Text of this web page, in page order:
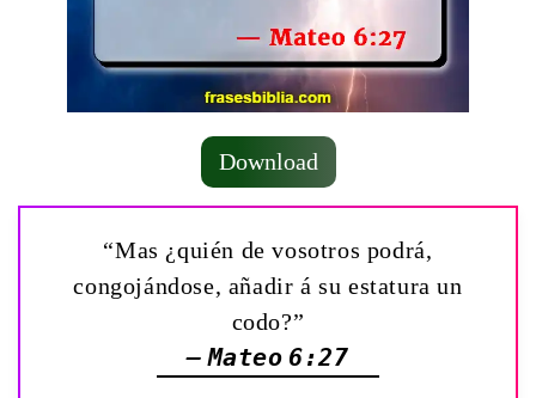
Download
“Mas ¿quién de vosotros podrá,
congojándose, añadir á su estatura un
codo?”
— Mateo 6:27